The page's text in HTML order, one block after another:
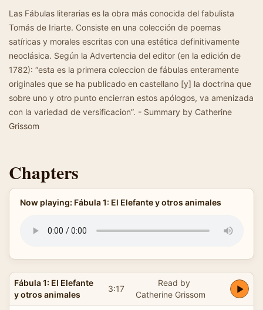
Las Fábulas literarias es la obra más conocida del fabulista
Tomás de Iriarte. Consiste en una colección de poemas
satíricas y morales escritas con una estética definitivamente
neoclásica. Según la Advertencia del editor (en la edición de
1782): “esta es la primera coleccion de fábulas enteramente
originales que se ha publicado en castellano [y] la doctrina que
sobre uno y otro punto encierran estos apólogos, va amenizada
con la variedad de versificacion”. - Summary by Catherine
Grissom
Chapters
Now playing: Fábula 1: El Elefante y otros animales
Fábula 1: El Elefante
y otros animales
3:17
Read by
Catherine Grissom